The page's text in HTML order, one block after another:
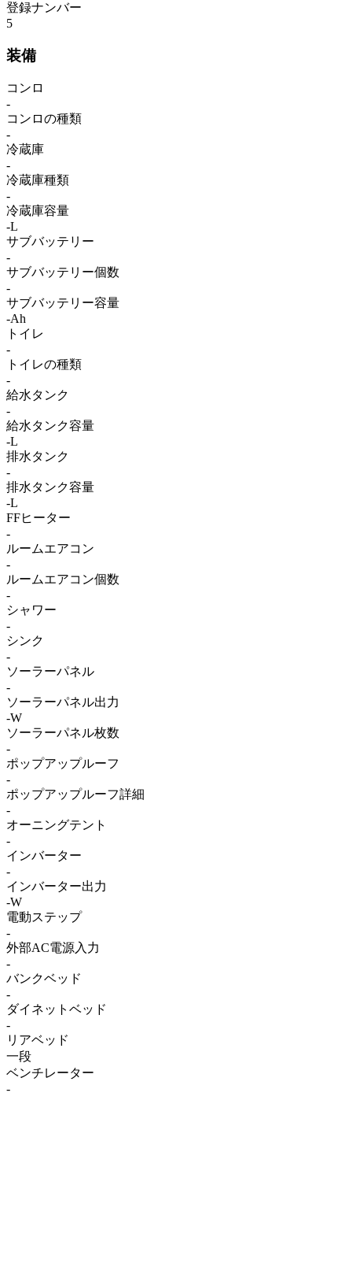
登録ナンバー
5
装備
コンロ
-
コンロの種類
-
冷蔵庫
-
冷蔵庫種類
-
冷蔵庫容量
-L
サブバッテリー
-
サブバッテリー個数
-
サブバッテリー容量
-Ah
トイレ
-
トイレの種類
-
給水タンク
-
給水タンク容量
-L
排水タンク
-
排水タンク容量
-L
FFヒーター
-
ルームエアコン
-
ルームエアコン個数
-
シャワー
-
シンク
-
ソーラーパネル
-
ソーラーパネル出力
-W
ソーラーパネル枚数
-
ポップアップルーフ
-
ポップアップルーフ詳細
-
オーニングテント
-
インバーター
-
インバーター出力
-W
電動ステップ
-
外部AC電源入力
-
バンクベッド
-
ダイネットベッド
-
リアベッド
一段
ベンチレーター
-